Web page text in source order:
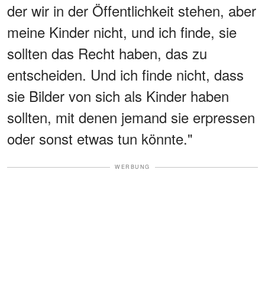
der wir in der Öffentlichkeit stehen, aber
meine Kinder nicht, und ich finde, sie
sollten das Recht haben, das zu
entscheiden. Und ich finde nicht, dass
sie Bilder von sich als Kinder haben
sollten, mit denen jemand sie erpressen
oder sonst etwas tun könnte."
WERBUNG